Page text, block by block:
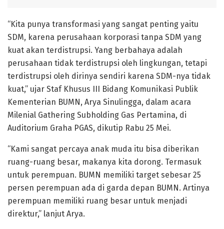
“Kita punya transformasi yang sangat penting yaitu
SDM, karena perusahaan korporasi tanpa SDM yang
kuat akan terdistrupsi. Yang berbahaya adalah
perusahaan tidak terdistrupsi oleh lingkungan, tetapi
terdistrupsi oleh dirinya sendiri karena SDM-nya tidak
kuat,” ujar Staf Khusus III Bidang Komunikasi Publik
Kementerian BUMN, Arya Sinulingga, dalam acara
Milenial Gathering Subholding Gas Pertamina, di
Auditorium Graha PGAS, dikutip Rabu 25 Mei.
“Kami sangat percaya anak muda itu bisa diberikan
ruang-ruang besar, makanya kita dorong. Termasuk
untuk perempuan. BUMN memiliki target sebesar 25
persen perempuan ada di garda depan BUMN. Artinya
perempuan memiliki ruang besar untuk menjadi
direktur,” lanjut Arya.